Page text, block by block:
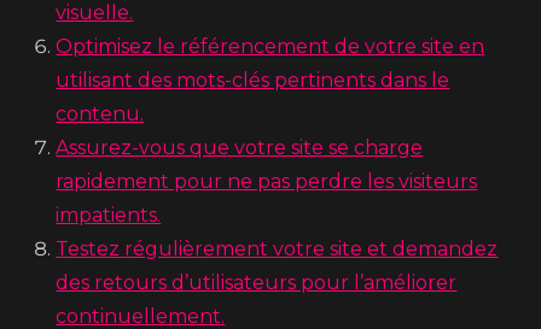
visuelle.
Optimisez le référencement de votre site en
utilisant des mots-clés pertinents dans le
contenu.
Assurez-vous que votre site se charge
rapidement pour ne pas perdre les visiteurs
impatients.
Testez régulièrement votre site et demandez
des retours d’utilisateurs pour l’améliorer
continuellement.